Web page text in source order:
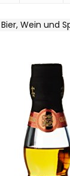
Bier, Wein und